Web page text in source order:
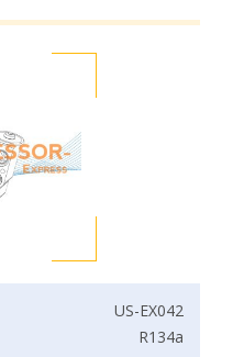
US-EX042
R134a